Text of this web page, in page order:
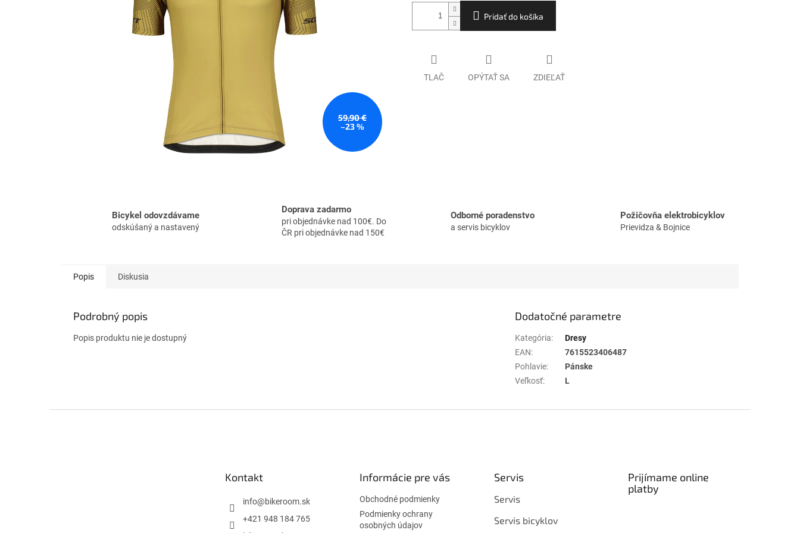
59,90 €
–23 %
Pridať do košíka
TLAČ OPÝTAŤ SA ZDIEĽAŤ
Bicykel odovzdávame
odskúšaný a nastavený
Doprava zadarmo
pri objednávke nad 100€. Do
ČR pri objednávke nad 150€
Odborné poradenstvo
a servis bicyklov
Požičovňa elektrobicyklov
Prievidza & Bojnice
Popis Diskusia
Podrobný popis
Popis produktu nie je dostupný
Dodatočné parametre
Kategória:
Dresy
EAN:
7615523406487
Pohlavie:
Pánske
Veľkosť: L
Kontakt
info@bikeroom.sk
+421 948 184 765
Informácie pre vás
Obchodné podmienky
Podmienky ochrany
osobných údajov
Servis
Servis
Servis bicyklov
Prijímame online
platby